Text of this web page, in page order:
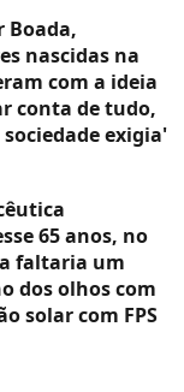
Boada,
nascidas na
com a ideia
conta de tudo,
exigia'
65 anos, no
faltaria um
dos olhos com
solar com FPS